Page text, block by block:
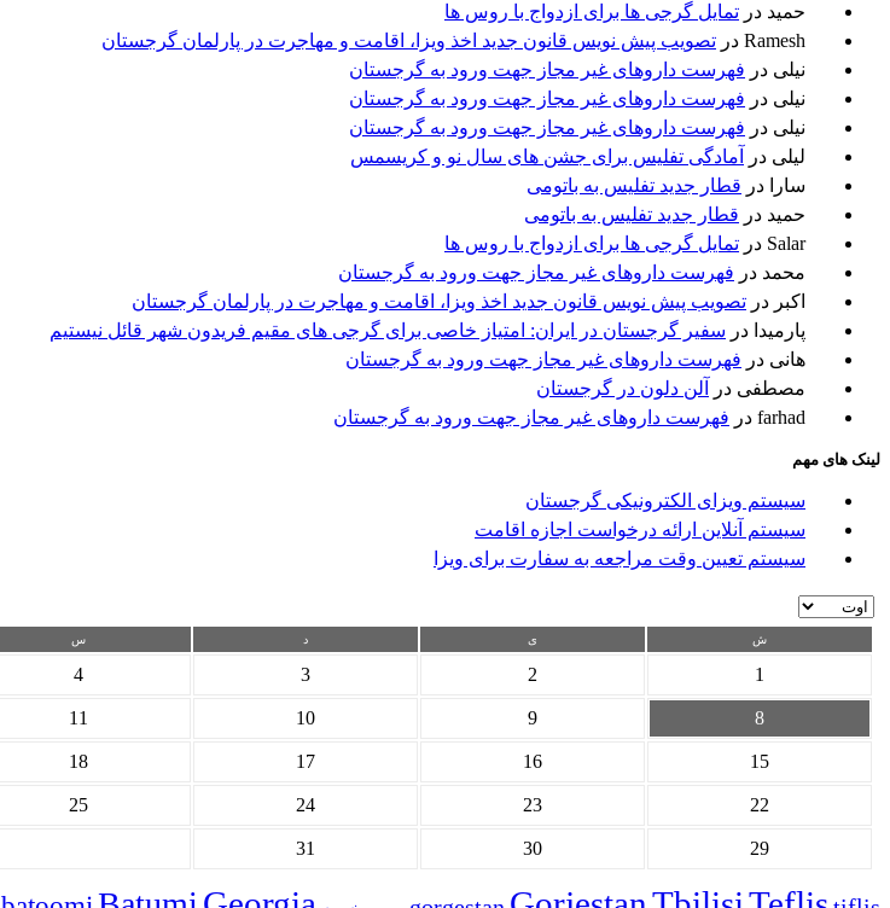
حمید در تمایل گرجی ها برای ازدواج با روس ها
Ramesh در تصویب پیش نویس قانون جدید اخذ ویزا، اقامت و مهاجرت در پارلمان گرجستان
نیلی در فهرست داروهای غیر مجاز جهت ورود به گرجستان
نیلی در فهرست داروهای غیر مجاز جهت ورود به گرجستان
نیلی در فهرست داروهای غیر مجاز جهت ورود به گرجستان
لیلی در
آمادگی تفلیس برای جشن های سال نو و کریسمس
سارا
در قطار جدید تفلیس به باتومی
حمید در قطار جدید تفلیس به باتومی
Salar در تمایل گرجی ها برای ازدواج با روس ها
محمد در فهرست داروهای غیر مجاز جهت ورود به گرجستان
اکبر در تصویب پیش نویس قانون جدید اخذ ویزا، اقامت و مهاجرت در پارلمان گرجستان
پارمیدا در سفیر گرجستان در ایران: امتیاز خاصی برای گرجی های مقیم فریدون شهر قائل نیستیم
هانی در فهرست داروهای غیر مجاز جهت ورود به گرجستان
مصطفی در
آلن دلون در گرجستان
farhad در فهرست داروهای غیر مجاز جهت ورود به گرجستان
لینک های مهم
سیستم ویزای الکترونیکی گرجستان
سیستم آنلاین ارائه درخواست اجازه اقامت
سیستم تعیین وقت مراجعه به سفارت برای ویزا
ش ی د س
1
2
3
4
8
9
10
11
15
16
17
18
22
23
24
25
29
30
31